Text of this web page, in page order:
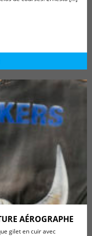
AÉROGRAPHE
gilet en cuir avec